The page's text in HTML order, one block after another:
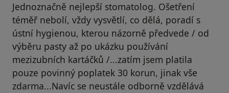
Jednoznačně nejlepší stomatolog. Ošetření
téměř nebolí, vždy vysvětlí, co dělá, poradí s
ústní hygienou, kterou názorně předvede / od
výběru pasty až po ukázku používání
mezizubních kartáčků /...zatím jsem platila
pouze povinný poplatek 30 korun, jinak vše
zdarma...Navíc se neustále odborně vzdělává